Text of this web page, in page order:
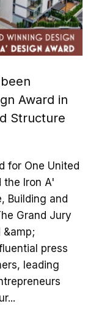
Award in
Structure
for One United
the Iron A'
Building and
Grand Jury
press
leading